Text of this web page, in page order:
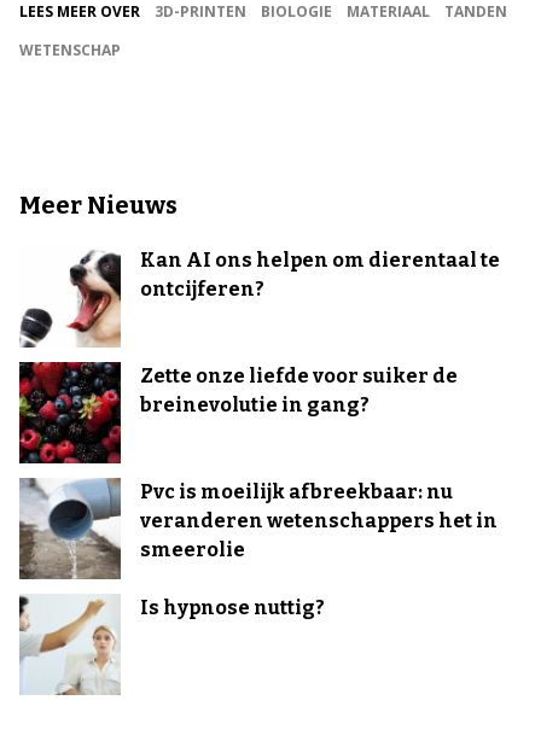
LEES MEER OVER 3D-PRINTEN BIOLOGIE MATERIAAL
TANDEN
WETENSCHAP
Meer Nieuws
Kan AI ons helpen om dierentaal te
ontcijferen?
Zette onze liefde voor suiker de
breinevolutie in gang?
Pvc is moeilijk afbreekbaar: nu
veranderen wetenschappers het in
smeerolie
Is hypnose nuttig?